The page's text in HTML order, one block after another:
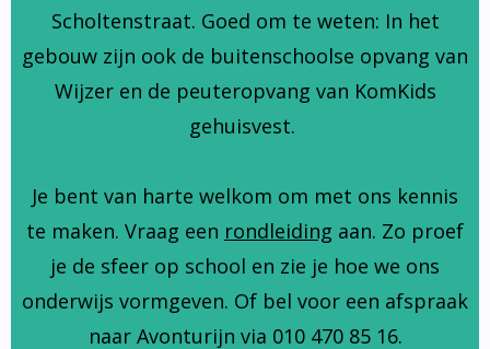
Scholtenstraat. Goed om te weten: In het
gebouw zijn ook de buitenschoolse opvang van
Wijzer en de peuteropvang van KomKids
gehuisvest.
Je bent van harte welkom om met ons kennis
te maken. Vraag een rondleiding aan. Zo proef
je de sfeer op school en zie je hoe we ons
onderwijs vormgeven. Of bel voor een afspraak
naar Avonturijn via 010 470 85 16.